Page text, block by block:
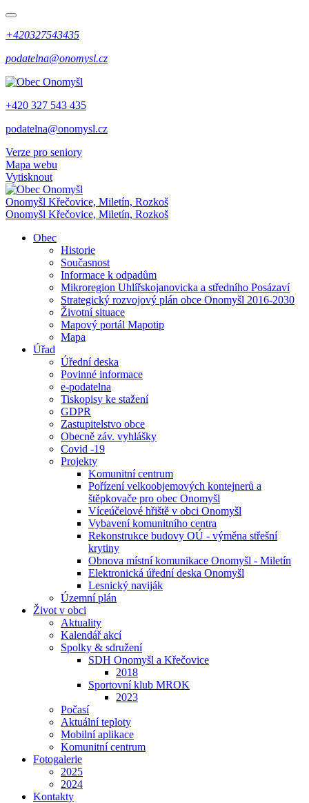
+420327543435
podatelna@onomysl.cz
+420 327 543 435
podatelna@onomysl.cz
Verze pro seniory
Mapa webu
Vytisknout
Onomyšl Křečovice, Miletín, Rozkoš
Onomyšl Křečovice, Miletín, Rozkoš
Obec
Historie
Současnost
Informace k odpadům
Mikroregion Uhlířskojanovicka a středního Posázaví
Strategický rozvojový plán obce Onomyšl 2016-2030
Životní situace
Mapový portál Mapotip
Mapa
Úřad
Úřední deska
Povinné informace
e-podatelna
Tiskopisy ke stažení
GDPR
Zastupitelstvo obce
Obecně záv. vyhlášky
Covid -19
Projekty
Komunitní centrum
Pořízení velkoobjemových kontejnerů a
štěpkovače pro obec Onomyšl
Víceúčelové hřiště v obci Onomyšl
Vybavení komunitního centra
Rekonstrukce budovy OÚ - výměna střešní
krytiny
Obnova místní komunikace Onomyšl - Miletín
Elektronická úřední deska Onomyšl
Lesnický naviják
Územní plán
Život v obci
Aktuality
Kalendář akcí
Spolky & sdružení
SDH Onomyšl a Křečovice
2018
Sportovní klub MROK
2023
Počasí
Aktuální teploty
Mobilní aplikace
Komunitní centrum
Fotogalerie
2025
2024
Kontakty